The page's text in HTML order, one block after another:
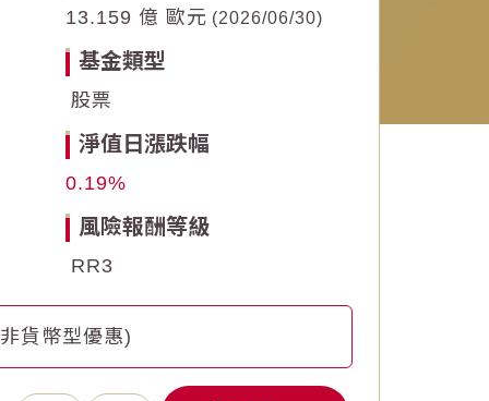
13.159 億 歐元 2026/06/30
基金類型
股票
淨值日漲跌幅
0.19
風險報酬等級
RR3
貨幣型優惠)